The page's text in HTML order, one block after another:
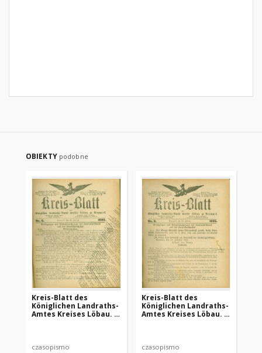
OBIEKTY podobne
Kreis-Blatt des
Königlichen Landraths-
Amtes Kreises Löbau. z
czasopismo
Kreis-Blatt des
Königlichen Landraths-
Amtes Kreises Löbau. z
czasopismo